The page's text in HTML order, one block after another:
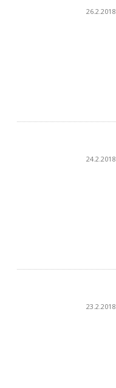
26.2.2018
24.2.2018
23.2.2018